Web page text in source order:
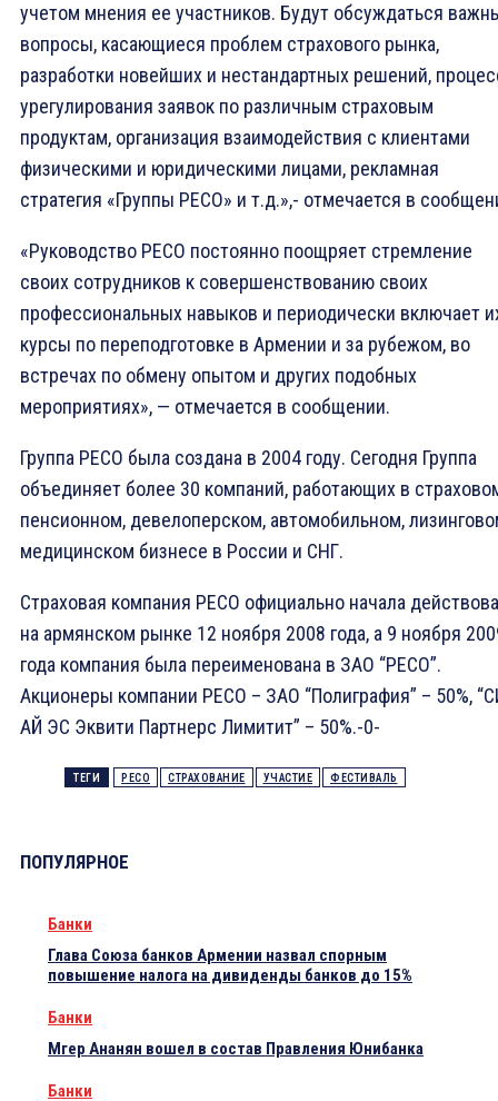
учетом мнения ее участников. Будут обсуждаться
вопросы, касающиеся проблем страхового рынка,
разработки новейших и нестандартных решений,
урегулирования заявок по различным страховым
продуктам, организация взаимодействия с клиентами
физическими и юридическими лицами, рекламная
стратегия «Группы РЕСО» и т.д.»,- отмечается в
«Руководство РЕСО постоянно поощряет стремление
своих сотрудников к совершенствованию своих
профессиональных навыков и периодически включает
курсы по переподготовке в Армении и за рубежом, во
встречах по обмену опытом и других подобных
мероприятиях», — отмечается в сообщении.
Группа РЕСО была создана в 2004 году. Сегодня Группа
объединяет более 30 компаний, работающих в
пенсионном, девелоперском, автомобильном,
медицинском бизнесе в России и СНГ.
Страховая компания РЕСО официально начала
на армянском рынке 12 ноября 2008 года, а 9 ноября
года компания была переименована в ЗАО “РЕСО”.
Акционеры компании РЕСО – ЗАО “Полиграфия” – 50%,
АЙ ЭС Эквити Партнерс Лимитит” – 50%.-0-
ТЕГИ РЕСО СТРАХОВАНИЕ УЧАСТИЕ ФЕСТИВАЛЬ
ПОПУЛЯРНОЕ
Банки
Глава Союза банков Армении назвал спорным
повышение налога на дивиденды банков до 15%
Банки
Мгер Ананян вошел в состав Правления Юнибанка
Банки